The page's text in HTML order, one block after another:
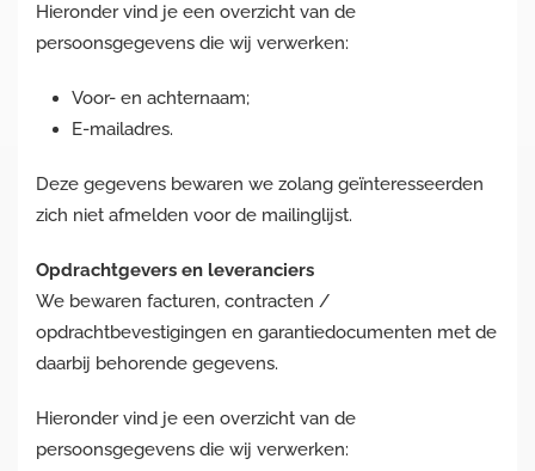
Hieronder vind je een overzicht van de
persoonsgegevens die wij verwerken:
Voor- en achternaam;
E-mailadres.
Deze gegevens bewaren we zolang geïnteresseerden
zich niet afmelden voor de mailinglijst.
Opdrachtgevers en leveranciers
We bewaren facturen, contracten /
opdrachtbevestigingen en garantiedocumenten met de
daarbij behorende gegevens.
Hieronder vind je een overzicht van de
persoonsgegevens die wij verwerken: